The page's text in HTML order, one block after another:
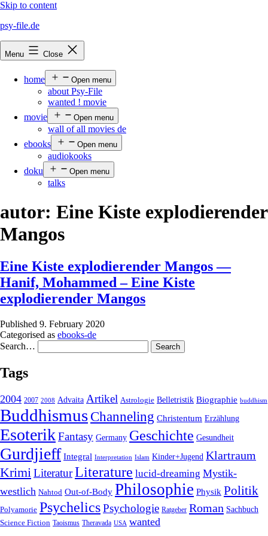
Skip to content
psy-file.de
Menu Close
home Open menu
about Psy-File
wanted ! movie
movie
Open menu
wall of all movies de
ebooks
Open menu
audiokooks
doku
Open menu
talks
autor: Eine Kiste explodierender
Mangos
Eine Kiste explodierender Mangos —
Hanif, Mohammed – Eine Kiste
explodierender Mangos
Published 9. February 2020
Categorised as ebooks-de
Search…
Tags
2004 2007 2008 Advaita Artikel Astrologie Belletristik Biographie buddhism
Buddhismus Channeling Christentum Erzählung
EsoterikFantasy Germany Geschichte Gesundheit
Gurdjieff Integral Interpretation Islam Kinder+Jugend Klartraum
Krimi LiteraturLiterature lucid-dreaming Mystik-
westlich Nahtod Out-of-Body Philosophie Physik Politik
Polyamorie Psychelics Psychologie Ratgeber Roman Sachbuch
Science Fiction Taoismus Theravada USA wanted